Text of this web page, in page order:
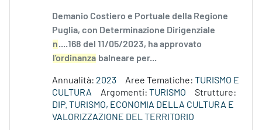
Demanio Costiero e Portuale della Regione
Puglia, con Determinazione Dirigenziale
n....168 del 11/05/2023, ha approvato
l'ordinanza balneare per...
Annualità: 2023 Aree Tematiche: TURISMO E
CULTURA
Argomenti: TURISMO
Strutture:
DIP. TURISMO, ECONOMIA DELLA CULTURA E
VALORIZZAZIONE DEL TERRITORIO